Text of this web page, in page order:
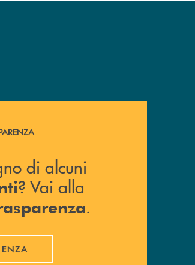
alcuni documenti ? Vai alla pagina
di alcuni
? Vai alla
.